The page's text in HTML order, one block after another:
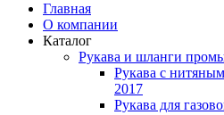
Главная
О компании
Каталог
Рукава и шланги
Рукава с
2017
Рукава для